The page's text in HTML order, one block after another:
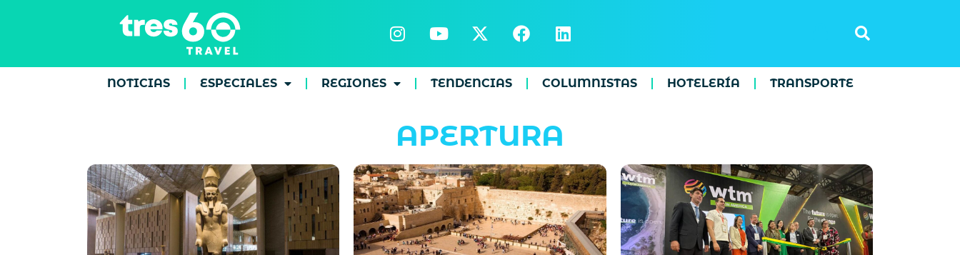
NOTICIAS ESPECIALES REGIONES TENDENCIAS COLUMNISTAS HOTELERÍA TRANSPORTE
APERTURA